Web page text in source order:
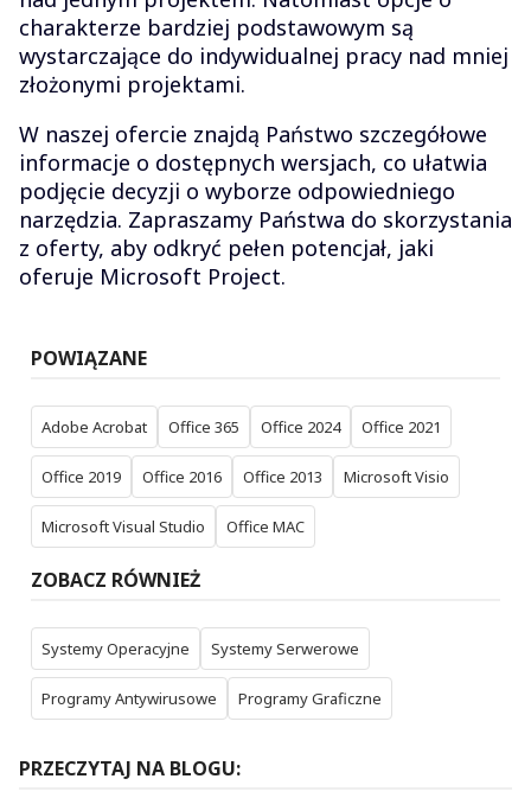
charakterze bardziej podstawowym są
wystarczające do indywidualnej pracy nad mniej
złożonymi projektami.
W naszej ofercie znajdą Państwo szczegółowe
informacje o dostępnych wersjach, co ułatwia
podjęcie decyzji o wyborze odpowiedniego
narzędzia. Zapraszamy Państwa do skorzystania
z oferty, aby odkryć pełen potencjał, jaki
oferuje Microsoft Project.
POWIĄZANE
Adobe Acrobat Office 365 Office 2024 Office 2021
Office 2019 Office 2016 Office 2013 Microsoft Visio
Microsoft Visual Studio Office MAC
ZOBACZ RÓWNIEŻ
Systemy Operacyjne Systemy Serwerowe
Programy Antywirusowe Programy Graficzne
PRZECZYTAJ NA BLOGU: